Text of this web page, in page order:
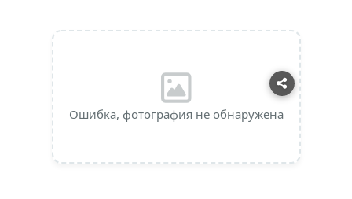
Ошибка, фотография не обнаружена